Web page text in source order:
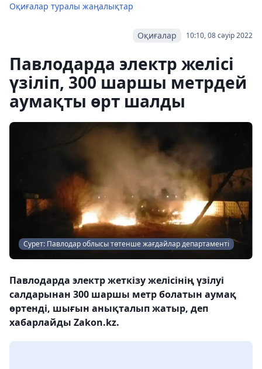
Оқиғалар туралы жаңалықтар
10:10, 08 сәуір 2022
Оқиғалар
Павлодарда электр желісі
үзіліп, 300 шаршы метрдей
аумақты өрт шалды
Сурет: Павлодар облысы төтенше жағдайлар департаменті
Павлодарда электр жеткізу желісінің үзілуі
салдарынан 300 шаршы метр болатын аумақ
өртенді, шығын анықталып жатыр, деп
хабарлайды Zakon.kz.